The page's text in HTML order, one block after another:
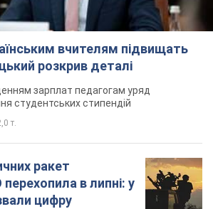
вчителям підвищать
розкрив деталі
зарплат педагогам уряд
студентських стипендій
т.
ракет
в липні: у
цифру